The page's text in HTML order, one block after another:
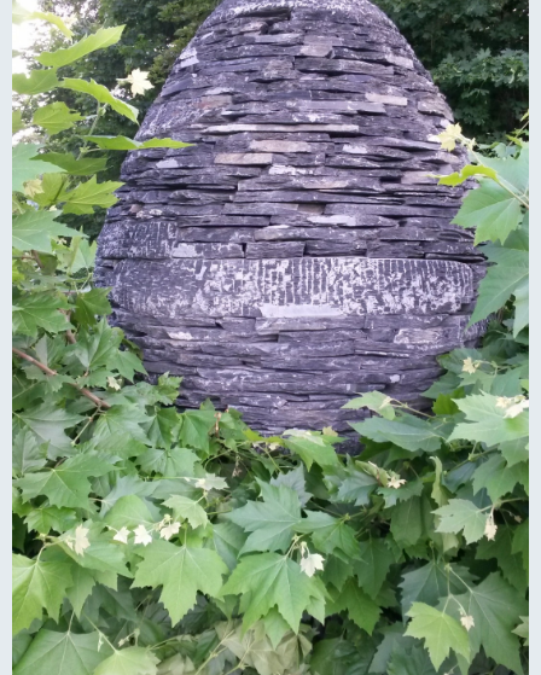
Podcast
Lecture
Reportages
Liens
livre d'or
Contact